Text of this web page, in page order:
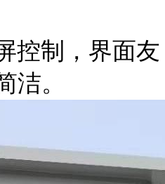
控制，界面友
洁。